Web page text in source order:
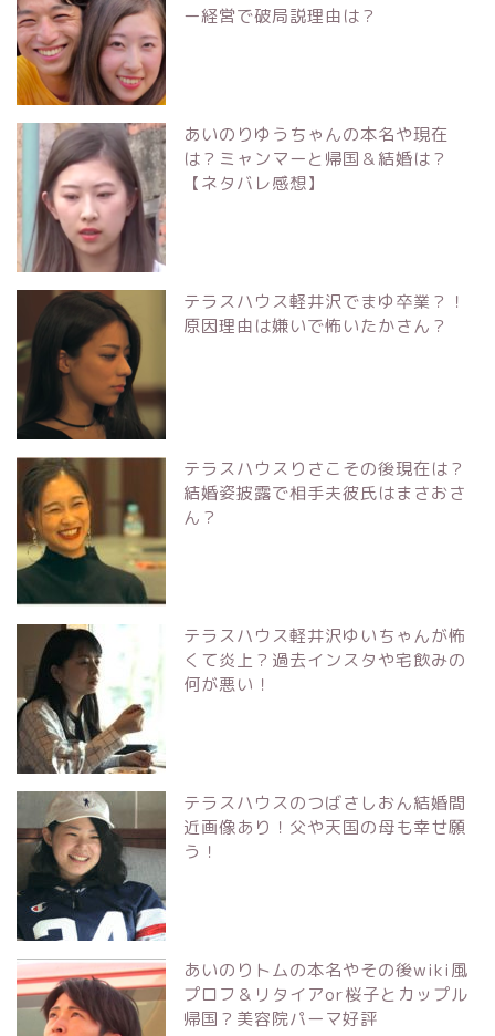
ー経営で破局説理由は？
あいのりゆうちゃんの本名や現在
は？ミャンマーと帰国＆結婚は？
【ネタバレ感想】
テラスハウス軽井沢でまゆ卒業？！
原因理由は嫌いで怖いたかさん？
テラスハウスりさこその後現在は？
結婚姿披露で相手夫彼氏はまさおさ
ん？
テラスハウス軽井沢ゆいちゃんが怖
くて炎上？過去インスタや宅飲みの
何が悪い！
テラスハウスのつばさしおん結婚間
近画像あり！父や天国の母も幸せ願
う！
あいのりトムの本名やその後wiki風
プロフ＆リタイアor桜子とカップル
帰国？美容院パーマ好評